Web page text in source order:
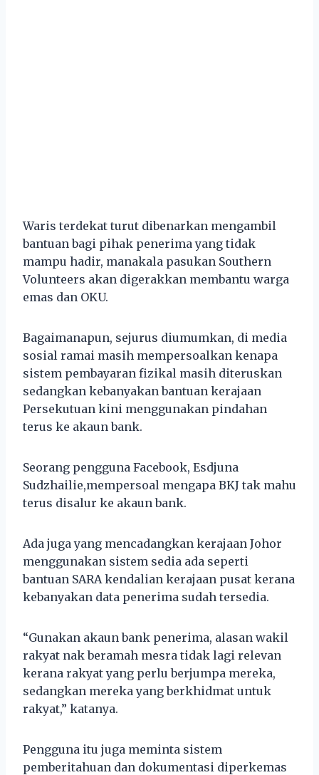
Waris terdekat turut dibenarkan mengambil
bantuan bagi pihak penerima yang tidak
mampu hadir, manakala pasukan Southern
Volunteers akan digerakkan membantu warga
emas dan OKU.
Bagaimanapun, sejurus diumumkan, di media
sosial ramai masih mempersoalkan kenapa
sistem pembayaran fizikal masih diteruskan
sedangkan kebanyakan bantuan kerajaan
Persekutuan kini menggunakan pindahan
terus ke akaun bank.
Seorang pengguna Facebook, Esdjuna
Sudzhailie,mempersoal mengapa BKJ tak mahu
terus disalur ke akaun bank.
Ada juga yang mencadangkan kerajaan Johor
menggunakan sistem sedia ada seperti
bantuan SARA kendalian kerajaan pusat kerana
kebanyakan data penerima sudah tersedia.
“Gunakan akaun bank penerima, alasan wakil
rakyat nak beramah mesra tidak lagi relevan
kerana rakyat yang perlu berjumpa mereka,
sedangkan mereka yang berkhidmat untuk
rakyat,” katanya.
Pengguna itu juga meminta sistem
pemberitahuan dan dokumentasi diperkemas